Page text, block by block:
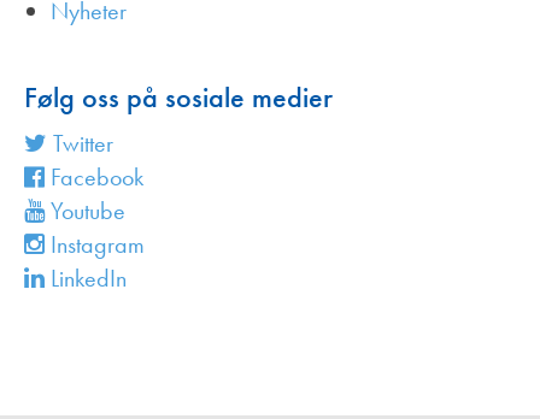
Nyheter
Følg oss på sosiale medier
Twitter
Facebook
Youtube
Instagram
LinkedIn